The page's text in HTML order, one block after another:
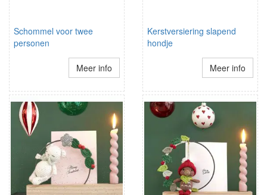
Schommel voor twee
personen
Meer info
Kerstversiering slapend
hondje
Meer info